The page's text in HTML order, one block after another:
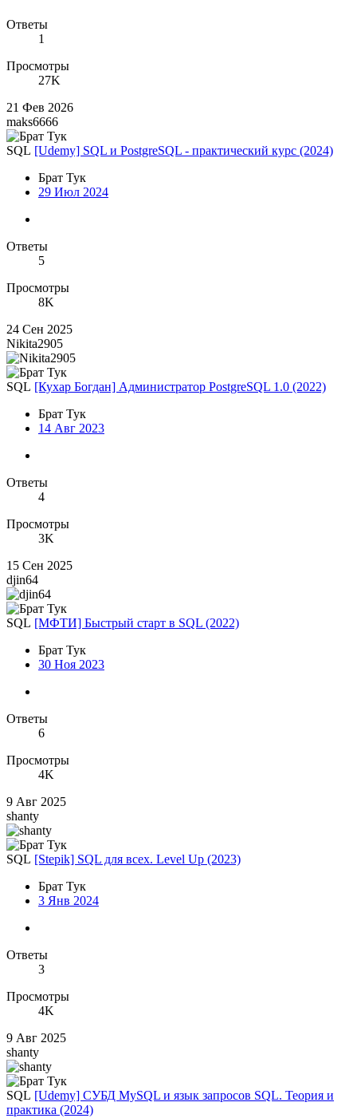
Ответы
1
Просмотры
27K
21 Фев 2026
maks6666
SQL [Udemy] SQL и PostgreSQL - практический курс (2024)
Брат Тук
29 Июл 2024
Ответы
5
Просмотры
8K
24 Сен 2025
Nikita2905
SQL [Кухар Богдан] Администратор PostgreSQL 1.0 (2022)
Брат Тук
14 Авг 2023
Ответы
4
Просмотры
3K
15 Сен 2025
djin64
SQL [МФТИ] Быстрый старт в SQL (2022)
Брат Тук
30 Ноя 2023
Ответы
6
Просмотры
4K
9 Авг 2025
shanty
SQL [Stepik] SQL для всех. Level Up (2023)
Брат Тук
3 Янв 2024
Ответы
3
Просмотры
4K
9 Авг 2025
shanty
SQL [Udemy] СУБД MySQL и язык запросов SQL. Теория и
практика (2024)